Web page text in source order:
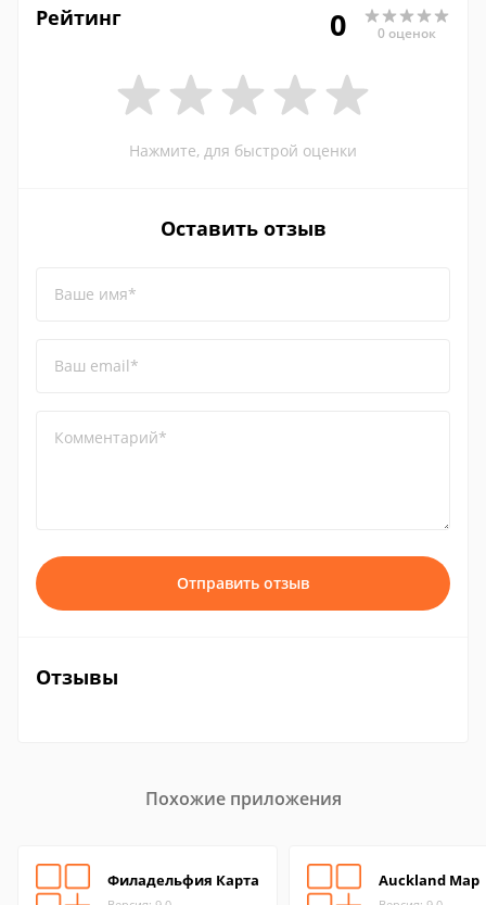
Рейтинг 0 0 оценок
Нажмите, для быстрой оценки
Оставить отзыв
Ваше имя*
Ваш email*
Комментарий*
Отправить отзыв
Отзывы
Похожие приложения
Филадельфия Карта Auckland Map